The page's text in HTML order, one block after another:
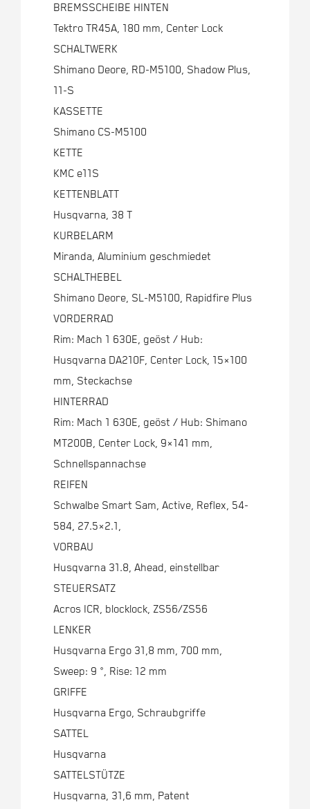
BREMSSCHEIBE HINTEN
Tektro TR45A, 180 mm, Center Lock
SCHALTWERK
Shimano Deore, RD-M5100, Shadow Plus,
11-S
KASSETTE
Shimano CS-M5100
KETTE
KMC e11S
KETTENBLATT
Husqvarna, 38 T
KURBELARM
Miranda, Aluminium geschmiedet
SCHALTHEBEL
Shimano Deore, SL-M5100, Rapidfire Plus
VORDERRAD
Rim: Mach 1 630E, geöst / Hub:
Husqvarna DA210F, Center Lock, 15×100
mm, Steckachse
HINTERRAD
Rim: Mach 1 630E, geöst / Hub: Shimano
MT200B, Center Lock, 9×141 mm,
Schnellspannachse
REIFEN
Schwalbe Smart Sam, Active, Reflex, 54-
584, 27.5×2.1,
VORBAU
Husqvarna 31.8, Ahead, einstellbar
STEUERSATZ
Acros ICR, blocklock, ZS56/ZS56
LENKER
Husqvarna Ergo 31,8 mm, 700 mm,
Sweep: 9 °, Rise: 12 mm
GRIFFE
Husqvarna Ergo, Schraubgriffe
SATTEL
Husqvarna
SATTELSTÜTZE
Husqvarna, 31,6 mm, Patent